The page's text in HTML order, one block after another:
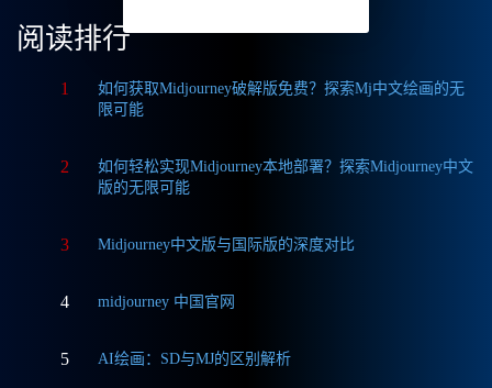
阅读排行
1
如何获取Midjourney破解版免费？探索Mj中文绘画的无
限可能
2
如何轻松实现Midjourney本地部署？探索Midjourney中文
版的无限可能
3 Midjourney中文版与国际版的深度对比
4 midjourney 中国官网
5 AI绘画：SD与MJ的区别解析